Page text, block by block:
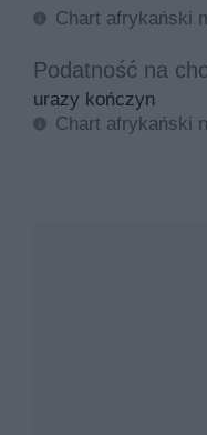
Chart afrykański
Podatność na
urazy kończyn
Chart afrykański